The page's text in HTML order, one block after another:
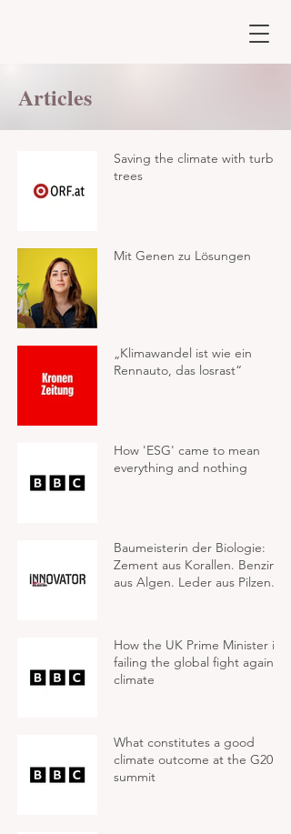
Articles
Saving the climate with turbo
trees
Mit Genen zu Lösungen
„Klimawandel ist wie ein
Rennauto, das losrast“
How 'ESG' came to mean
everything and nothing
Baumeisterin der Biologie:
Zement aus Korallen. Benzin
aus Algen. Leder aus Pilzen.
How the UK Prime Minister is
failing the global fight against
climate
What constitutes a good
climate outcome at the G20
summit